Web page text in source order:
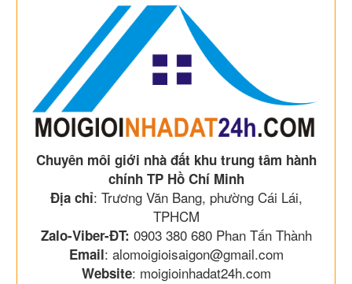
Chuyên môi giới nhà đất khu trung tâm hành
chính TP Hồ Chí Minh
Địa chỉ: Trương Văn Bang, phường Cái Lái,
TPHCM
Zalo-Viber-ĐT: 0903 380 680 Phan Tấn Thành
Email: alomoigioisaigon@gmail.com
Website: moigioinhadat24h.com